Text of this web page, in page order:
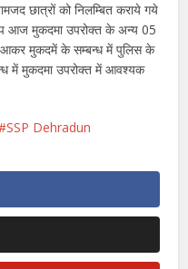
छात्रों को निलम्बित कराये गये
आज मुकदमा उपरोक्त के अन्य 05
आकर मुकदमें के सम्बन्ध में पुलिस के
में मुकदमा उपरोक्त में आवश्यक
Dehradun